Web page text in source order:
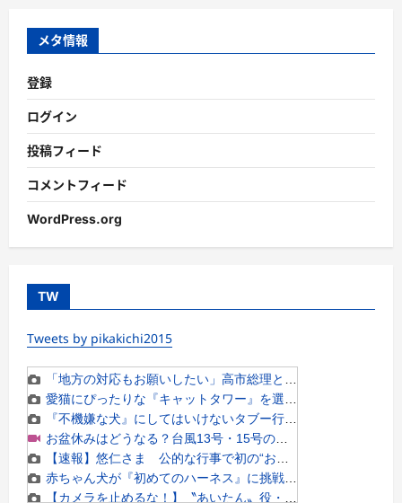
ー
メタ情報
登録
ログイン
投稿フィード
コメントフィード
WordPress.org
TW
Tweets by pikakichi2015